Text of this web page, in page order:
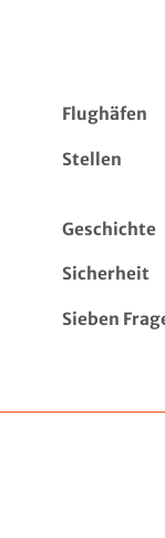
Flughäfen
Stellen
Geschichte
Sicherheit
Sieben